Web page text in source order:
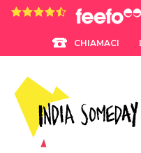
4.8 rating based on 1,234
CHIAMACI